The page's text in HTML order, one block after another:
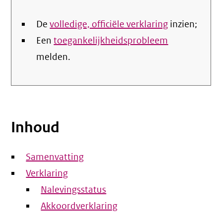
Devolledige, officiële verklaring inzien;
Eentoegankelijkheidsprobleem
melden.
Inhoud
Samenvatting
Verklaring
Nalevingsstatus
Akkoordverklaring